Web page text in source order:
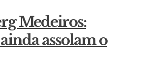
Medeiros:
assolam o